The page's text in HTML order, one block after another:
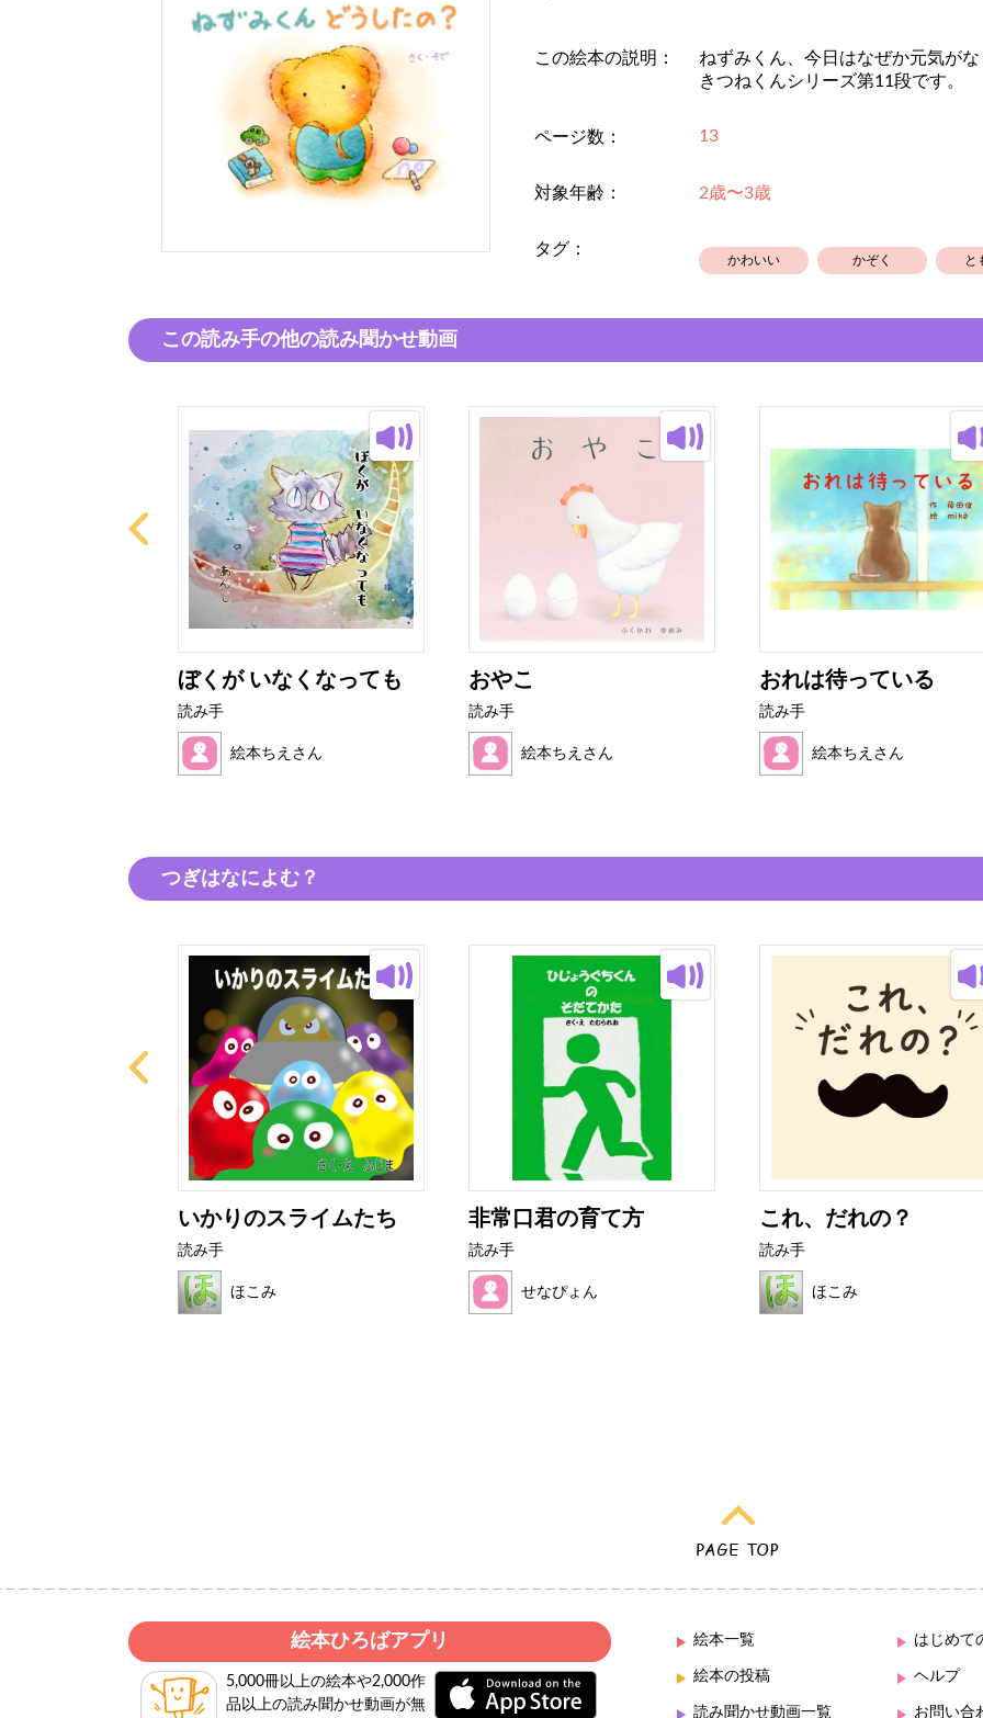
この絵本の説明：
ねずみくん、今日はなぜか元気が
きつねくんシリーズ第11段です。
ページ数： 13
対象年齢： 2歳〜3歳
タグ：
かわいい かぞく と
この読み手の他の読み聞かせ動画
ぼくが いなくなっても
読み手
絵本ちえさん
おやこ
読み手
絵本ちえさん
おれは待っている
読み手
絵本ちえさん
つぎはなによむ？
いかりのスライムたち
読み手
ほこみ
非常口君の育て方
読み手
せなぴょん
これ、だれの？
読み手
ほこみ
絵本ひろばアプリ
5,000冊以上の絵本や2,000作
品以上の読み聞かせ動画が無
絵本一覧
絵本の投稿
読み聞かせ動画一覧
はじめて
ヘルプ
お問い合